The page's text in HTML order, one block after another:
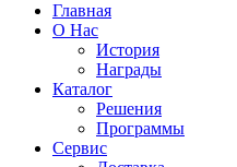
Главная
О Нас
История
Награды
Каталог
Решения
Программы
Сервис